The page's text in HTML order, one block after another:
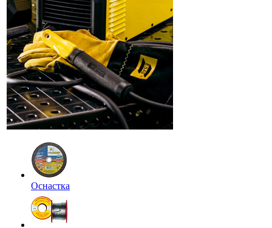
Оснастка